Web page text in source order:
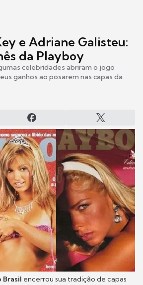
e Adriane Galisteu:
da Playboy
celebridades abriram o jogo
ganhos ao posarem nas capas da
Brasil encerrou sua tradição de capas